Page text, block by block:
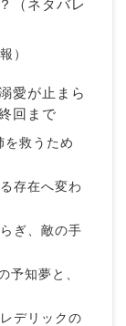
（ネタバレ
）
愛が止まら
回まで
救うため
存在へ変わ
ぎ、敵の手
予知夢と、
デリックの